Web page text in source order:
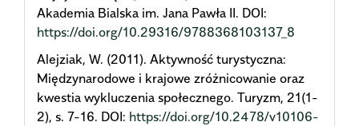
Akademia Bialska im. Jana Pawła II. DOI:
https://doi.org/10.29316/9788368103137_8
Alejziak, W. (2011). Aktywność turystyczna:
Międzynarodowe i krajowe zróżnicowanie oraz
kwestia wykluczenia społecznego. Turyzm, 21(1-
2), s. 7-16. DOI: https://doi.org/10.2478/v10106-